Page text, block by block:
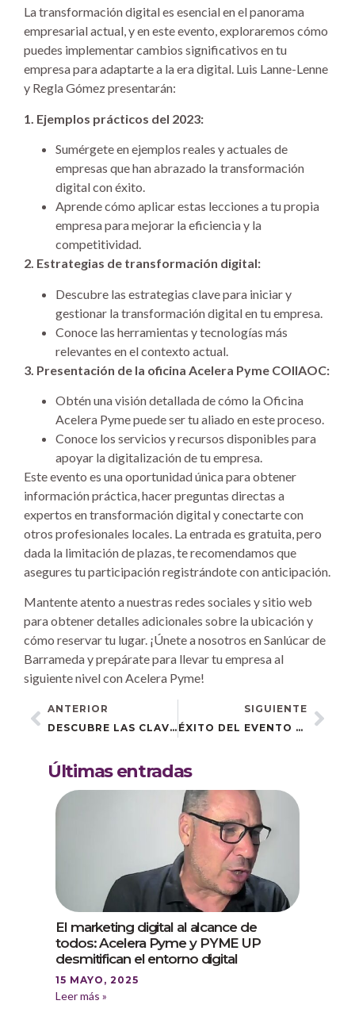
La transformación digital es esencial en el panorama
empresarial actual, y en este evento, exploraremos cómo
puedes implementar cambios significativos en tu
empresa para adaptarte a la era digital. Luis Lanne-Lenne
y Regla Gómez presentarán:
1. Ejemplos prácticos del 2023:
Sumérgete en ejemplos reales y actuales de
empresas que han abrazado la transformación
digital con éxito.
Aprende cómo aplicar estas lecciones a tu propia
empresa para mejorar la eficiencia y la
competitividad.
2. Estrategias de transformación digital:
Descubre las estrategias clave para iniciar y
gestionar la transformación digital en tu empresa.
Conoce las herramientas y tecnologías más
relevantes en el contexto actual.
3. Presentación de la oficina Acelera Pyme COIIAOC:
Obtén una visión detallada de cómo la Oficina
Acelera Pyme puede ser tu aliado en este proceso.
Conoce los servicios y recursos disponibles para
apoyar la digitalización de tu empresa.
Este evento es una oportunidad única para obtener
información práctica, hacer preguntas directas a
expertos en transformación digital y conectarte con
otros profesionales locales. La entrada es gratuita, pero
dada la limitación de plazas, te recomendamos que
asegures tu participación registrándote con anticipación.
Mantente atento a nuestras redes sociales y sitio web
para obtener detalles adicionales sobre la ubicación y
cómo reservar tu lugar. ¡Únete a nosotros en Sanlúcar de
Barrameda y prepárate para llevar tu empresa al
siguiente nivel con Acelera Pyme!
ANTERIOR
DESCUBRE LAS CLAVES DE LA FACTURA ELECTRÓNICA CON ACELERA PYME EN MAIRENA DEL ALCOR
SIGUIENTE
ÉXITO DEL EVENTO DE ACELERA PYME COIIAOC EN CHICLANA SOBRE KIT DIGITAL Y DIGITALIZACIÓN.
Últimas entradas
El marketing digital al alcance de
todos: Acelera Pyme y PYME UP
desmitifican el entorno digital
15 MAYO, 2025
Leer más »